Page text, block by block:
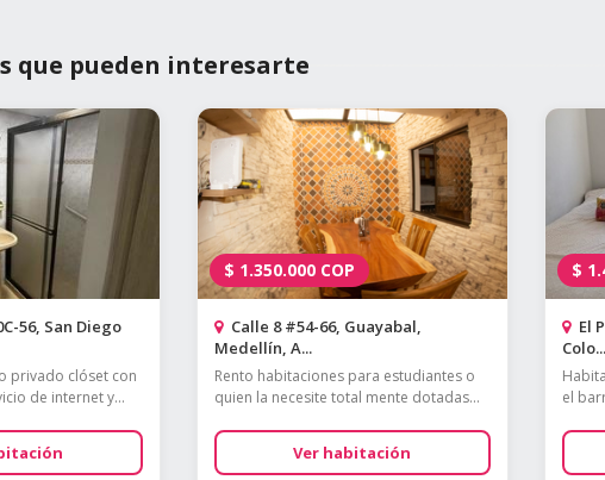
que pueden interesarte
56, San Diego
privado clóset con
de internet y...
$ 1.350.000 COP
Calle 8 #54-66, Guayabal,
Medellín, A...
Rento habitaciones para estudiantes o
quien la necesite total mente dotadas...
Ver habitación
$
El
Colo...
el